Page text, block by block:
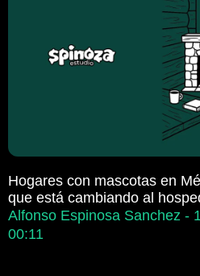
Hogares con mascotas en
que está cambiando al
Alfonso Espinosa Sanchez
00:11